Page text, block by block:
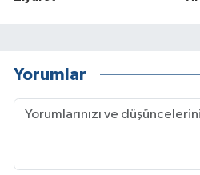
Yorumlar